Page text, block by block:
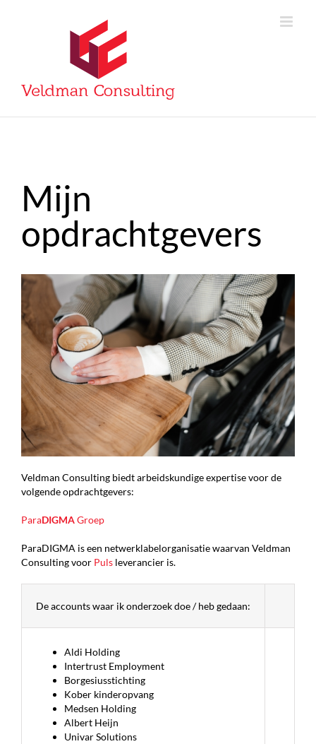
Mijn
opdrachtgevers
Veldman Consulting biedt arbeidskundige expertise voor de
volgende opdrachtgevers:
ParaDIGMAGroep
ParaDIGMA is een netwerklabelorganisatie waarvan Veldman
Consulting voor Puls leverancier is.
De accounts waar ik onderzoek doe / heb gedaan:
Aldi Holding
Intertrust Employment
Borgesiusstichting
Kober kinderopvang
Medsen Holding
Albert Heijn
Univar Solutions